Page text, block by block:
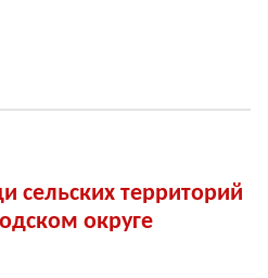
сельских территорий
округе